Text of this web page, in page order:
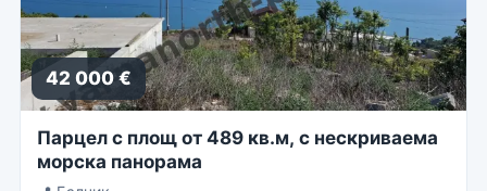
42 000 €
Парцел с площ от 489 кв.м, с нескриваема
морска панорама